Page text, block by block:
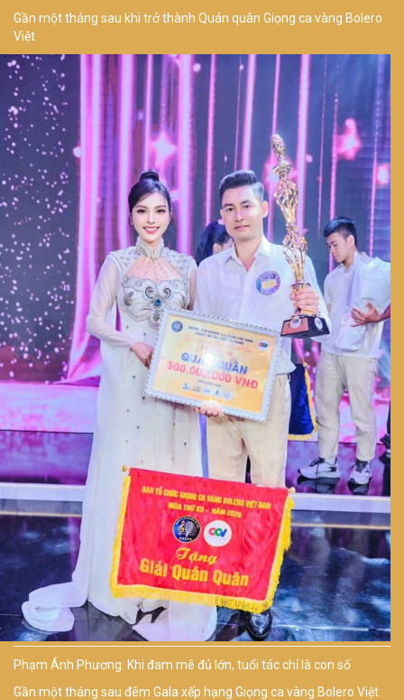
Gần một tháng sau khi trở thành Quán quân Giọng ca vàng Bolero
Việt
Phạm Ánh Phương: Khi đam mê đủ lớn, tuổi tác chỉ là con số
Gần một tháng sau đêm Gala xếp hạng Giọng ca vàng Bolero Việt